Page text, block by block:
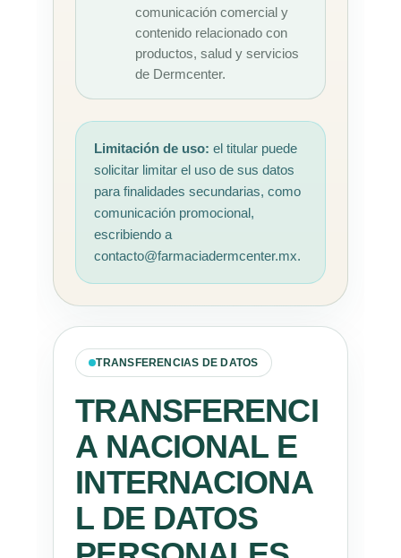
comunicación comercial y
contenido relacionado con
productos, salud y servicios
de Dermcenter.
Limitación de uso: el titular puede
solicitar limitar el uso de sus datos
para finalidades secundarias, como
comunicación promocional,
escribiendo a
contacto@farmaciadermcenter.mx.
TRANSFERENCIAS DE DATOS
TRANSFERENCI
A NACIONAL E
INTERNACIONA
L DE DATOS